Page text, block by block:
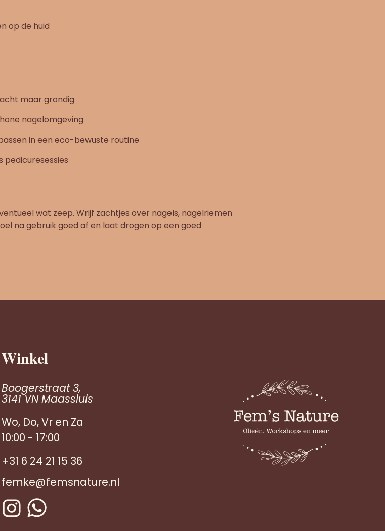
op de huid
maar grondig
nagelomgeving
in een eco-bewuste routine
pedicuresessies
wat zeep. Wrijf zachtjes over nagels, nagelriemen
na gebruik goed af en laat drogen op een goed
Winkel
Boogerstraat 3,
3141 VN Maassluis
Wo, Do, Vr en Za
10:00 - 17:00
+31 6 24 21 15 36
femke@femsnature.nl